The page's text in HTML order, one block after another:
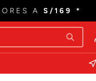
A S/169 *